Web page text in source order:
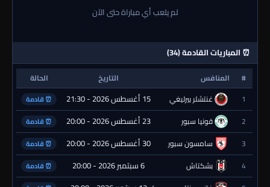
لم يلعب أي مباراة حتى الآن
⏰ المباريات القادمة (34)
# المنافس التاريخ
الحالة
1
غنتشلر بيرليغي 15 أغسطس 2026 - 21:30 ⏰ قادمة
2 قونيا سبور 23 أغسطس 2026 - 20:00 ⏰ قادمة
3 سامسون سبور 30 أغسطس 2026 - 20:00 ⏰ قادمة
4 بشكتاش 6 سبتمبر 2026 - 20:00 ⏰ قادمة